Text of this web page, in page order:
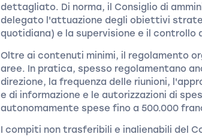
dettagliato. Di norma, il Consiglio di
delegato l'attuazione degli obiettivi
quotidiana) e la supervisione e il
Oltre ai contenuti minimi, il regolamento
aree. In pratica, spesso regolamentano
direzione, la frequenza delle riunioni,
e di informazione e le autorizzazioni di
autonomamente spese fino a 500.000
I compiti non trasferibili e inalienabili del